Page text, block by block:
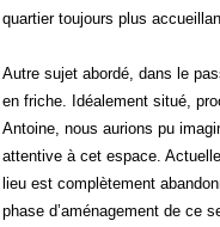
quartier toujours plus
Autre sujet abordé, dans le
en friche. Idéalement situé,
Antoine, nous aurions pu
attentive à cet espace.
lieu est complètement
phase d’aménagement de ce